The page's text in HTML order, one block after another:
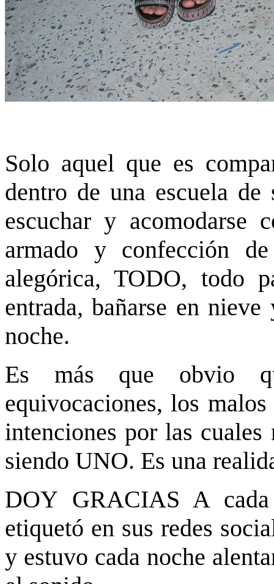
Solo aquel que es
dentro de una escuela de
escuchar y acomodarse
armado y confección
alegórica, TODO, todo
entrada, bañarse en
noche.
Es más que obvio
equivocaciones, los
intenciones por las
siendo UNO. Es una
DOY GRACIAS A
etiquetó en sus redes
y estuvo cada noche